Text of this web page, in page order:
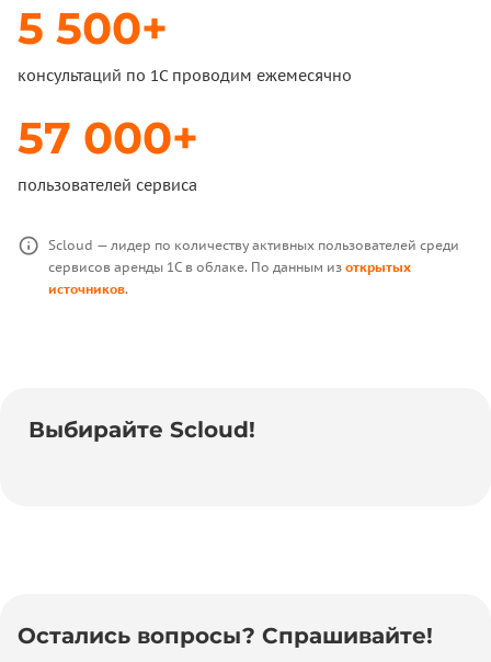
5 500+
консультаций по 1С проводим ежемесячно
57 000+
пользователей сервиса
Scloud — лидер по количеству активных пользователей среди
сервисов аренды 1С в облаке. По данным из открытых
источников.
Выбирайте Scloud!
Остались вопросы? Спрашивайте!